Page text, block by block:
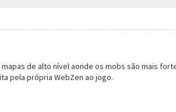
de alto nível aonde os mobs são mais
pela própria WebZen ao jogo.